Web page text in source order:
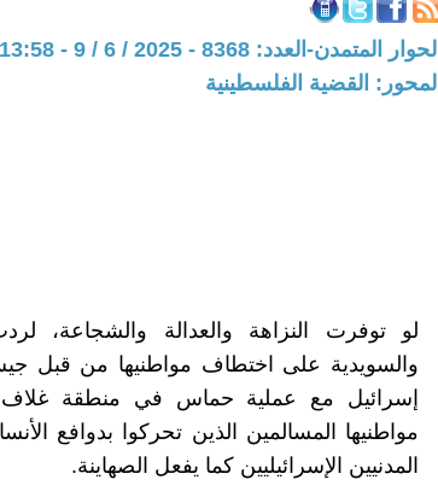
الحوار المتمدن-العدد: 8368 - 2025 / 6 / 9 - 13:58
المحور: القضية الفلسطينية
لو توفرت النزاهة والعدالة والشجاعة،
والسويدية على اختطاف مواطنيها من قبل
إسرائيل مع عملية حماس في منطقة
مواطنيها المسالمين الذين تحركوا بدوافع
المدنيين الإسرائيليين كما يفعل الصهاينة.